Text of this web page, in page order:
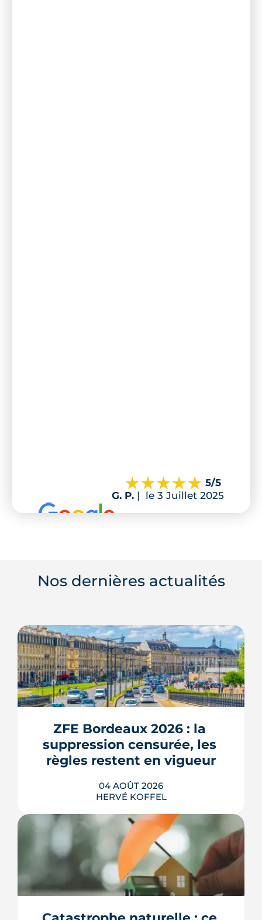
5/5
G. P. | le 3 Juillet 2025
Nos dernières actualités
ZFE Bordeaux 2026 : la
suppression censurée, les
règles restent en vigueur
04 AOÛT 2026
HERVÉ KOFFEL
La fin des zones à faibles émissions a
fait la une au printemps 2026, avant
d'être effacée par le Conseil
tient toujours et la vignette Crit'Air